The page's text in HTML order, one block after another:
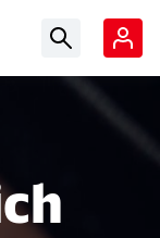
Suchbegriff